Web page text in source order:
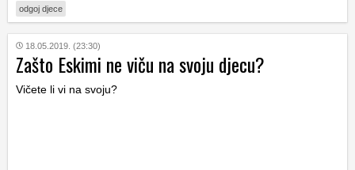
odgoj djece
18.05.2019. (23:30)
Zašto Eskimi ne viču na svoju djecu?
Vičete li vi na svoju?